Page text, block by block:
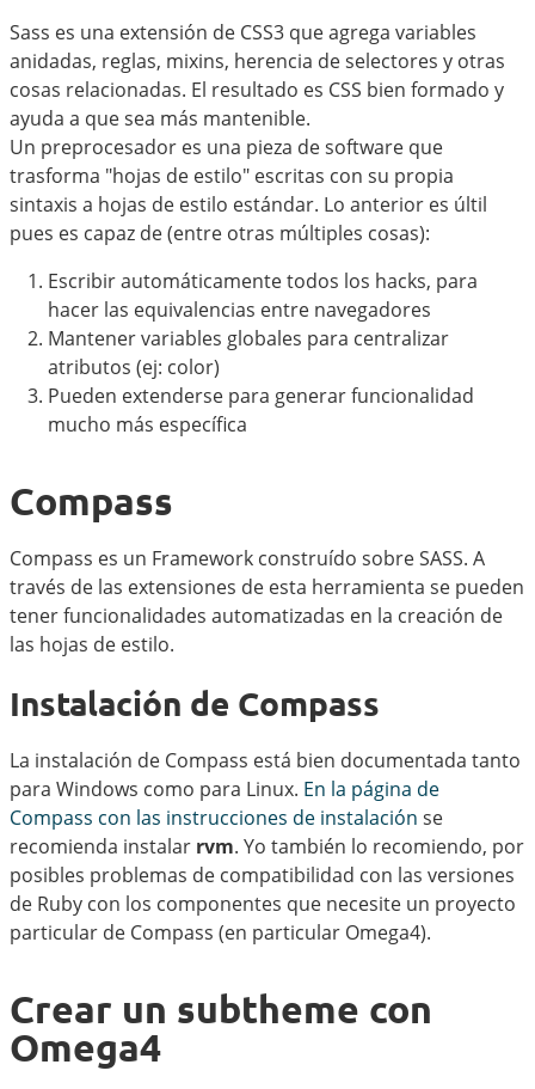
Sass es una extensión de CSS3 que agrega variables
anidadas, reglas, mixins, herencia de selectores y otras
cosas relacionadas. El resultado es CSS bien formado y
ayuda a que sea más mantenible.
Un preprocesador es una pieza de software que
trasforma "hojas de estilo" escritas con su propia
sintaxis a hojas de estilo estándar. Lo anterior es últil
pues es capaz de (entre otras múltiples cosas):
Escribir automáticamente todos los hacks, para
hacer las equivalencias entre navegadores
Mantener variables globales para centralizar
atributos (ej: color)
Pueden extenderse para generar funcionalidad
mucho más específica
Compass
Compass es un Framework construído sobre SASS. A
través de las extensiones de esta herramienta se pueden
tener funcionalidades automatizadas en la creación de
las hojas de estilo.
Instalación de Compass
La instalación de Compass está bien documentada tanto
para Windows como para Linux. En la página de
Compass con las instrucciones de instalación se
recomienda instalar rvm. Yo también lo recomiendo, por
posibles problemas de compatibilidad con las versiones
de Ruby con los componentes que necesite un proyecto
particular de Compass (en particular Omega4).
Crear un subtheme con
Omega4